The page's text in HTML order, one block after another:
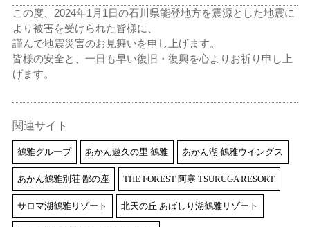
この度、2024年1月1日の石川県能登地方を震源とした地震に
より被害を受けられた皆様に、
謹んで地震災害のお見舞いを申し上げます。
皆様の安全と、一日も早い復旧・復興を心よりお祈り申し上
げます。
関連サイト
鶴雅グループ あかん遊久の里 鶴雅 あかん湖 鶴雅ウイングス
あかん鶴雅別荘 鄙の座 THE FOREST 阿寒 TSURUGA RESORT
サロマ湖鶴雅リゾート 北天の丘 あばしり湖鶴雅リゾート